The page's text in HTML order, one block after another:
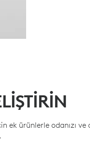
ek ürünlerle odanızı ve